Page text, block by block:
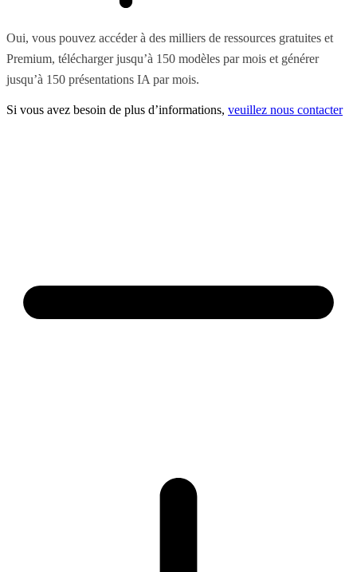
Oui, vous pouvez accéder à des milliers de ressources gratuites et
Premium, télécharger jusqu’à 150 modèles par mois et générer
jusqu’à 150 présentations IA par mois.
Si vous avez besoin de plus d’informations, veuillez nous contacter